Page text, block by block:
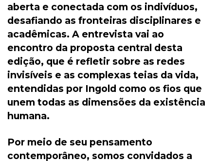
aberta e conectada com os indivíduos,
desafiando as fronteiras disciplinares e
acadêmicas. A entrevista vai ao
encontro da proposta central desta
edição, que é refletir sobre as redes
invisíveis e as complexas teias da vida,
entendidas por Ingold como os fios que
unem todas as dimensões da existência
humana.
Por meio de seu pensamento
contemporâneo, somos convidados a